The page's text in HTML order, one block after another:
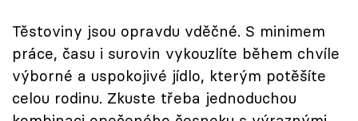
Přihlášení
Sledujte nás
Těstoviny jsou opravdu vděčné. S minimem
práce, času i surovin vykouzlíte během chvíle
výborné a uspokojivé jídlo, kterým potěšíte
celou rodinu. Zkuste třeba jednoduchou